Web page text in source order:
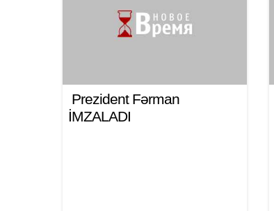
Prezident Fərman
İMZALADI